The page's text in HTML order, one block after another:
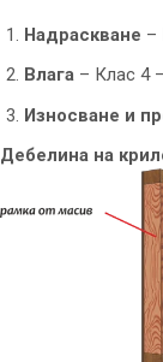
Надраскване –
Влага – Клас 4
Износване и
Дебелина на